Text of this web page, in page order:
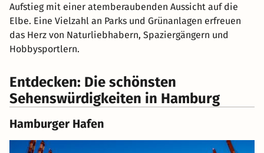
Aufstieg mit einer atemberaubenden Aussicht auf die
Elbe. Eine Vielzahl an Parks und Grünanlagen erfreuen
das Herz von Naturliebhabern, Spaziergängern und
Hobbysportlern.
Entdecken: Die schönsten
Sehenswürdigkeiten in Hamburg
Hamburger Hafen